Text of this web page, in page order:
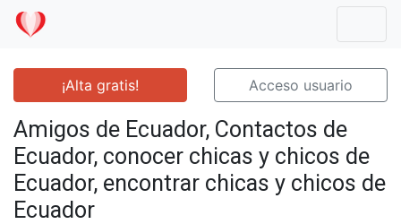
¡Alta gratis! Acceso usuario
Amigos de Ecuador, Contactos de
Ecuador, conocer chicas y chicos de
Ecuador, encontrar chicas y chicos de
Ecuador